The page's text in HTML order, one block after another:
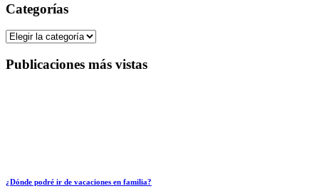
Categorías
Categorías
Publicaciones más vistas
¿Dónde podré ir de vacaciones en familia?